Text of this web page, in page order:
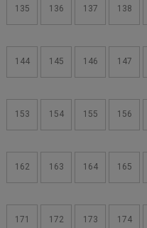
135 136 137 138
144 145 146 147
153 154 155 156
162 163 164 165
171 172 173 174